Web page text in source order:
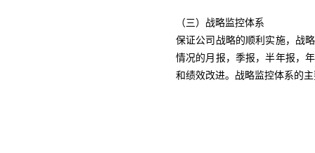
（三）战略监控体系
保证公司战略的顺利实施，战
情况的月报，季报，半年报，
和绩效改进。战略监控体系的